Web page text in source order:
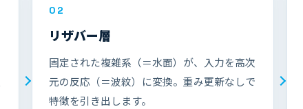
リザバー層
固定された複雑系（＝水面）が、入力を高次
元の反応（＝波紋）に変換。重み更新なしで
特徴を引き出します。